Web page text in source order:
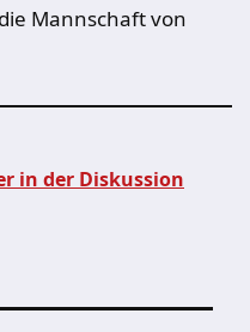
Mannschaft von
in der Diskussion